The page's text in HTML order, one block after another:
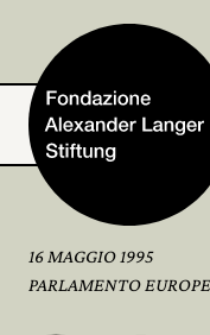
Home
16 MAGGIO 1995
PARLAMENTO